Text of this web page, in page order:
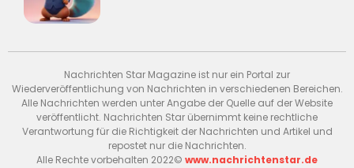
Nachrichten Star Magazine ist nur ein Portal zur
Wiederveröffentlichung von Nachrichten in verschiedenen Bereichen.
Alle Nachrichten werden unter Angabe der Quelle auf der Website
veröffentlicht. Nachrichten Star übernimmt keine rechtliche
Verantwortung für die Richtigkeit der Nachrichten und Artikel und
repostet nur die Nachrichten.
Alle Rechte vorbehalten 2022© www.nachrichtenstar.de